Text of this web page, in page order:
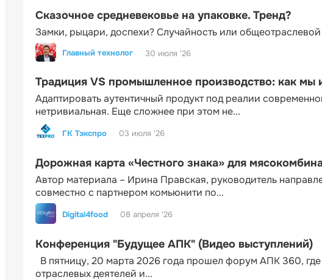
Сказочное средневековье на упаковке. Тренд?
Замки, рыцари, доспехи? Случайность или общеотраслевой
Главный технолог 30 июля '26
Традиция VS промышленное производство: как мы
Адаптировать аутентичный продукт под реалии
нетривиальная. Еще сложнее при этом не...
ГК Тэкспро 03 июля '26
Дорожная карта «Честного знака» для
Автор материала – Ирина Правская, руководитель
совместно с партнером комьюнити по...
Digital4food 08 апреля '26
Конференция "Будущее АПК" (Видео выступлений)
В пятницу, 20 марта 2026 года прошел форум АПК 360,
отраслевых деятелей и...